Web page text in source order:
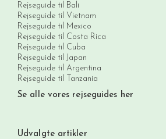
Rejseguide til Bali
Rejseguide til Vietnam
Rejseguide til Mexico
Rejseguide til Costa Rica
Rejseguide til Cuba
Rejseguide til Japan
Rejseguide til Argentina
Rejseguide til Tanzania
Se alle vores rejseguides her
Udvalgte artikler